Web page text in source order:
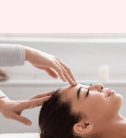
కొరియన్ స్కిన్ కేర్..
అందాన్ని అందించే
చిట్కాలు
TEJAVYAS BESTHA Sep 30, 2023
ఈ వార్తాకథనం ఏంటి